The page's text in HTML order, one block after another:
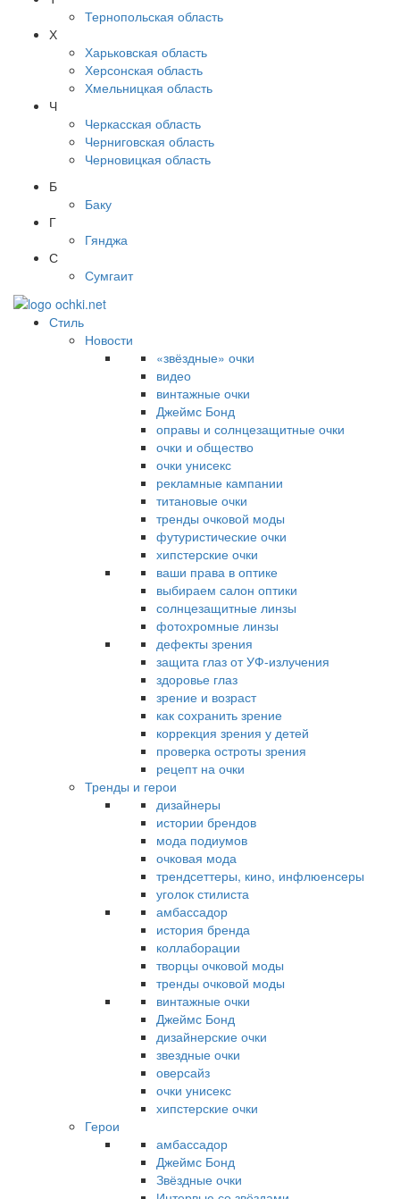
Тернопольская область
Х
Харьковская область
Херсонская область
Хмельницкая область
Ч
Черкасская область
Черниговская область
Черновицкая область
Б
Баку
Г
Гянджа
С
Сумгаит
Стиль
Новости
«звёздные» очки
видео
винтажные очки
Джеймс Бонд
оправы и солнцезащитные очки
очки и общество
очки унисекс
рекламные кампании
титановые очки
тренды очковой моды
футуристические очки
хипстерские очки
ваши права в оптике
выбираем салон оптики
солнцезащитные линзы
фотохромные линзы
дефекты зрения
защита глаз от УФ-излучения
здоровье глаз
зрение и возраст
как сохранить зрение
коррекция зрения у детей
проверка остроты зрения
рецепт на очки
Тренды и герои
дизайнеры
истории брендов
мода подиумов
очковая мода
трендсеттеры, кино, инфлюенсеры
уголок стилиста
амбассадор
история бренда
коллаборации
творцы очковой моды
тренды очковой моды
винтажные очки
Джеймс Бонд
дизайнерские очки
звездные очки
оверсайз
очки унисекс
хипстерские очки
Герои
амбассадор
Джеймс Бонд
Звёздные очки